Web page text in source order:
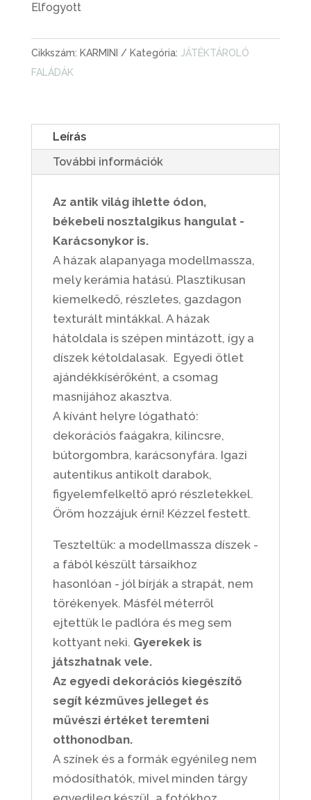
Elfogyott
Cikkszám: KARMINI Kategória: JÁTÉKTÁROLÓ
FALÁDÁK
Leírás
További információk
Az antik világ ihlette ódon,
békebeli nosztalgikus hangulat -
Karácsonykor is.
A házak alapanyaga modellmassza,
mely kerámia hatású. Plasztikusan
kiemelkedő, részletes, gazdagon
texturált mintákkal. A házak
hátoldala is szépen mintázott, így a
díszek kétoldalasak. Egyedi ötlet
ajándékkísérőként, a csomag
masnijához akasztva.
A kívánt helyre lógatható:
dekorációs faágakra, kilincsre,
bútorgombra, karácsonyfára. Igazi
autentikus antikolt darabok,
figyelemfelkeltő apró részletekkel.
Öröm hozzájuk érni! Kézzel festett.
Teszteltük: a modellmassza díszek -
a fából készült társaikhoz
hasonlóan - jól bírják a strapát, nem
törékenyek. Másfél méterről
ejtettük le padlóra és meg sem
kottyant neki. Gyerekek is
játszhatnak vele.
Az egyedi dekorációs kiegészítő
segít kézműves jelleget és
művészi értéket teremteni
otthonodban.
A színek és a formák egyénileg nem
módosíthatók, mivel minden tárgy